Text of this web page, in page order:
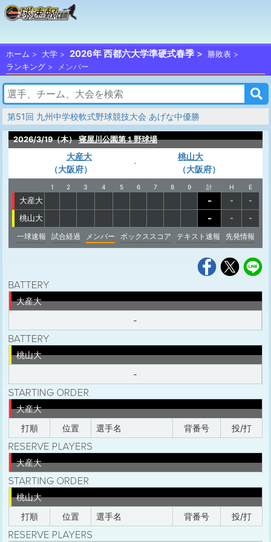
ホーム 大学 2026年 西都六大学準硬式春季
勝敗表
ランキング
メンバー
第51回 九州中学校軟式野球競技大会 あげな中優勝
2026/3/19（木） 寝屋川公園第１野球場
大産大
（大阪府）
-
桃山大
（大阪府）
1 2 3 4 5 6 7 8 9 計 H E
大産大 - -
-
桃山大
- -
-
一球速報
試合経過 メンバー ボックススコア テキスト速報 先発情報
大産大
-
桃山大
-
大産大
打順
位置 選手名 背番号 投/打
大産大
桃山大
打順
位置 選手名 背番号 投/打